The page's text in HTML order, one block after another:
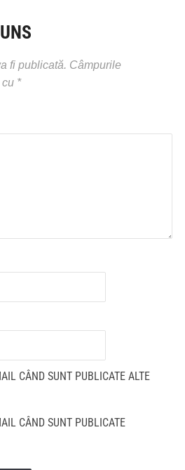
fi publicată. Câmpurile
cu *
CÂND SUNT PUBLICATE ALTE
CÂND SUNT PUBLICATE